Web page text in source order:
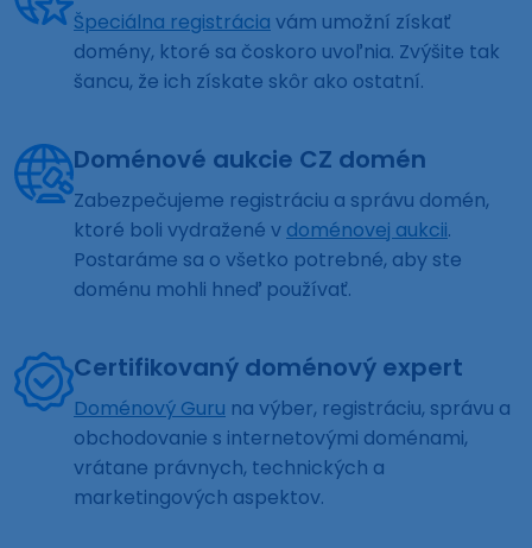
Špeciálna registrácia vám umožní získať
domény, ktoré sa čoskoro uvoľnia. Zvýšite tak
šancu, že ich získate skôr ako ostatní.
Doménové aukcie CZ domén
Zabezpečujeme registráciu a správu domén,
ktoré boli vydražené v doménovej aukcii.
Postaráme sa o všetko potrebné, aby ste
doménu mohli hneď používať.
Certifikovaný doménový expert
Doménový Guru na výber, registráciu, správu a
obchodovanie s internetovými doménami,
vrátane právnych, technických a
marketingových aspektov.